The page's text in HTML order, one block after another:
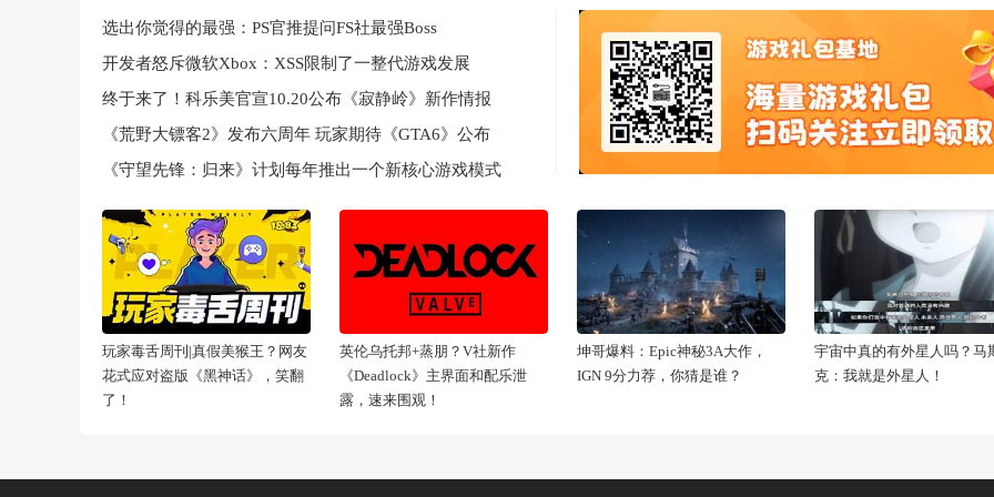
选出你觉得的最强：PS官推提问FS社最强Boss
开发者怒斥微软Xbox：XSS限制了一整代游戏发展
终于来了！科乐美官宣10.20公布《寂静岭》新作情报
《荒野大镖客2》发布六周年 玩家期待《GTA6》公布
《守望先锋：归来》计划每年推出一个新核心游戏模式
玩家毒舌周刊|真假美猴王？网友
花式应对盗版《黑神话》，笑翻
了！
英伦乌托邦+蒸朋？V社新作
《Deadlock》主界面和配乐泄
露，速来围观！
坤哥爆料：Epic神秘3A大作，
IGN 9分力荐，你猜是谁？
宇宙中真的有外星人吗？马
克：我就是外星人！